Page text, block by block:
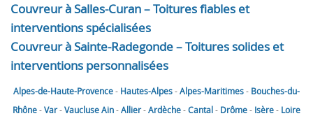
Couvreur à Salles-Curan – Toitures fiables et
interventions spécialisées
Couvreur à Sainte-Radegonde – Toitures solides et
interventions personnalisées
Alpes-de-Haute-Provence- Hautes-Alpes-Alpes-Maritimes- Bouches-du-
Rhône-Var-VaucluseAin-Allier-Ardèche-Cantal- Drôme- Isère- Loire